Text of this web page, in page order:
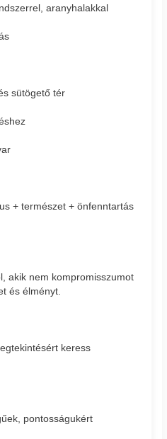
aranyhalakkal
sütögető tér
+ természet + önfenntartás
akik nem kompromisszumot
és élményt.
keress
pontosságukért